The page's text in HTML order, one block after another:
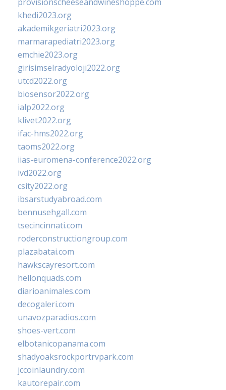
khedi2023.org
akademikgeriatri2023.org
marmarapediatri2023.org
emchie2023.org
girisimselradyoloji2022.org
utcd2022.org
biosensor2022.org
ialp2022.org
klivet2022.org
ifac-hms2022.org
taoms2022.org
iias-euromena-conference2022.org
ivd2022.org
csity2022.org
ibsarstudyabroad.com
bennusehgall.com
tsecincinnati.com
roderconstructiongroup.com
plazabatai.com
hawkscayresort.com
hellonquads.com
diarioanimales.com
decogaleri.com
unavozparadios.com
shoes-vert.com
elbotanicopanama.com
shadyoaksrockportrvpark.com
jccoinlaundry.com
kautorepair.com